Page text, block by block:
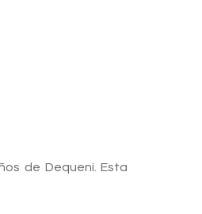
de Dequení. Esta